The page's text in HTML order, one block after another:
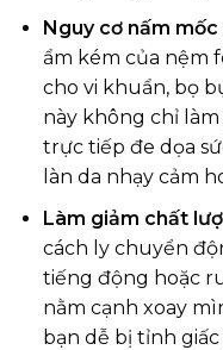
Nguy cơ nấm mốc
ẩm kém của nệm
cho vi khuẩn, bọ
này không chỉ
trực tiếp đe dọa
làn da nhạy cảm
Làm giảm chất
cách ly chuyển
tiếng động hoặc
nằm cạnh xoay
bạn dễ bị tỉnh